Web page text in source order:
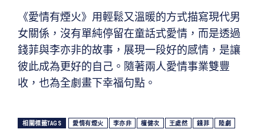
《愛情有煙火》用輕鬆又溫暖的方式描寫現代男
女關係，沒有單純停留在童話式愛情，而是透過
錢菲與李亦非的故事，展現一段好的感情，是讓
彼此成為更好的自己。隨著兩人愛情事業雙豐
收，也為全劇畫下幸福句點。
相關標籤TAGS 愛情有煙火 李亦非 檀健次 王處然 錢菲 陸劇